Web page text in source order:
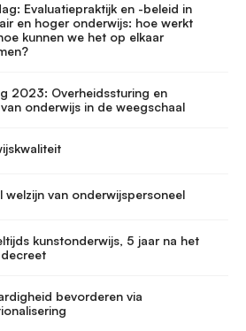
Evaluatiepraktijk en -beleid in
en hoger onderwijs: hoe werkt
kunnen we het op elkaar
2023: Overheidssturing en
onderwijs in de weegschaal
welzijn van onderwijspersoneel
kunstonderwijs, 5 jaar na het
bevorderen via